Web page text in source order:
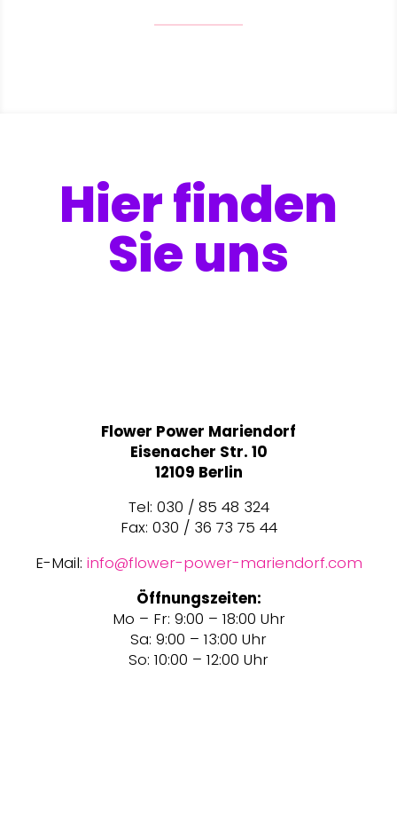
Hier finden
Sie uns
Flower Power Mariendorf
Eisenacher Str. 10
12109 Berlin
Tel: 030 / 85 48 324
Fax: 030 / 36 73 75 44
E-Mail: info@flower-power-mariendorf.com
Öffnungszeiten:
Mo – Fr: 9:00 – 18:00 Uhr
Sa: 9:00 – 13:00 Uhr
So: 10:00 – 12:00 Uhr